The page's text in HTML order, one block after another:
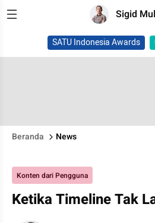
Sigid
SATU Indonesia Awards
Beranda News
Konten dari Pengguna
Ketika Timeline Tak